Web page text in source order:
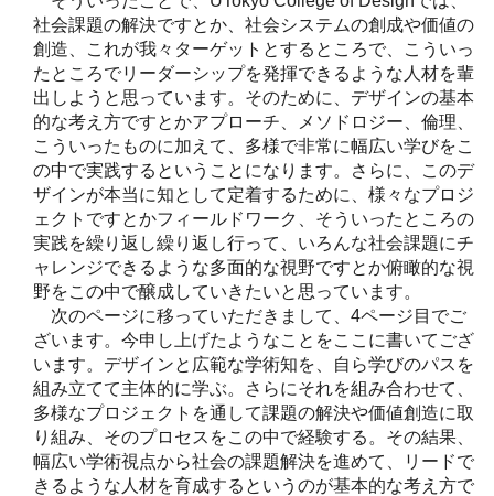
社会課題の解決ですとか、社会システムの創成や価値の
創造、これが我々ターゲットとするところで、こういっ
たところでリーダーシップを発揮できるような人材を輩
出しようと思っています。そのために、デザインの基本
的な考え方ですとかアプローチ、メソドロジー、倫理、
こういったものに加えて、多様で非常に幅広い学びをこ
の中で実践するということになります。さらに、このデ
ザインが本当に知として定着するために、様々なプロジ
ェクトですとかフィールドワーク、そういったところの
実践を繰り返し繰り返し行って、いろんな社会課題にチ
ャレンジできるような多面的な視野ですとか俯瞰的な視
野をこの中で醸成していきたいと思っています。
次のページに移っていただきまして、4ページ目でご
ざいます。今申し上げたようなことをここに書いてござ
います。デザインと広範な学術知を、自ら学びのパスを
組み立てて主体的に学ぶ。さらにそれを組み合わせて、
多様なプロジェクトを通して課題の解決や価値創造に取
り組み、そのプロセスをこの中で経験する。その結果、
幅広い学術視点から社会の課題解決を進めて、リードで
きるような人材を育成するというのが基本的な考え方で